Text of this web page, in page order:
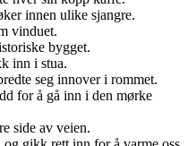
innen ulike sjangre.
vinduet.
bygget.
inn i stua.
seg innover i rommet.
for å gå inn i den mørke
side av veien.